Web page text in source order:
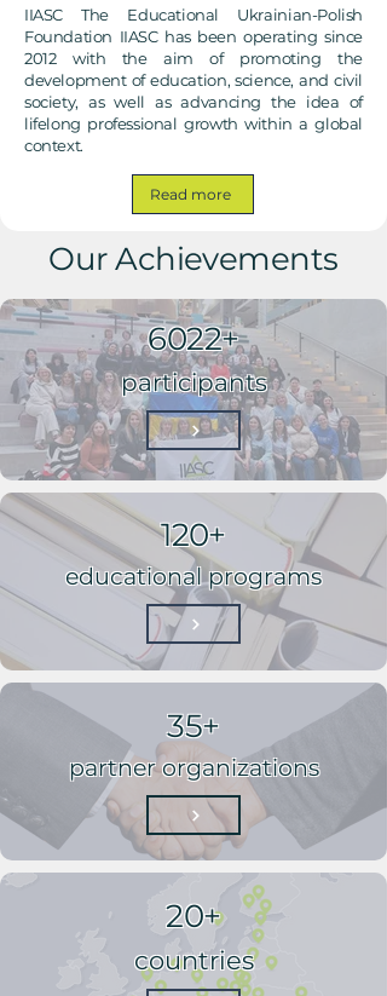
IIASC The Educational Ukrainian-Polish
Foundation IIASC has been operating since
2012 with the aim of promoting the
development of education, science, and civil
society, as well as advancing the idea of
lifelong professional growth within a global
context.
Read more
Our Achievements
6022+
participants
120+
educational programs
35+
partner organizations
20+
countries